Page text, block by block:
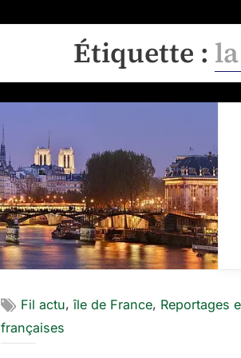
Étiquette :
Fil actu,île de France, Reportages
françaises